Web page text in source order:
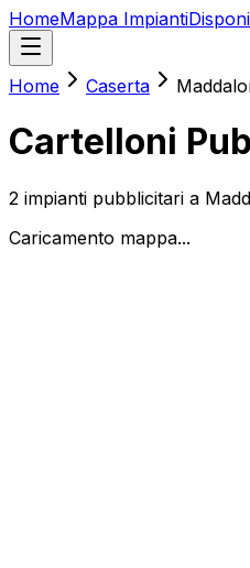
HomeMappa Impianti
Home Caserta
Cartelloni
2 impianti pubblicitari a
Caricamento mappa...